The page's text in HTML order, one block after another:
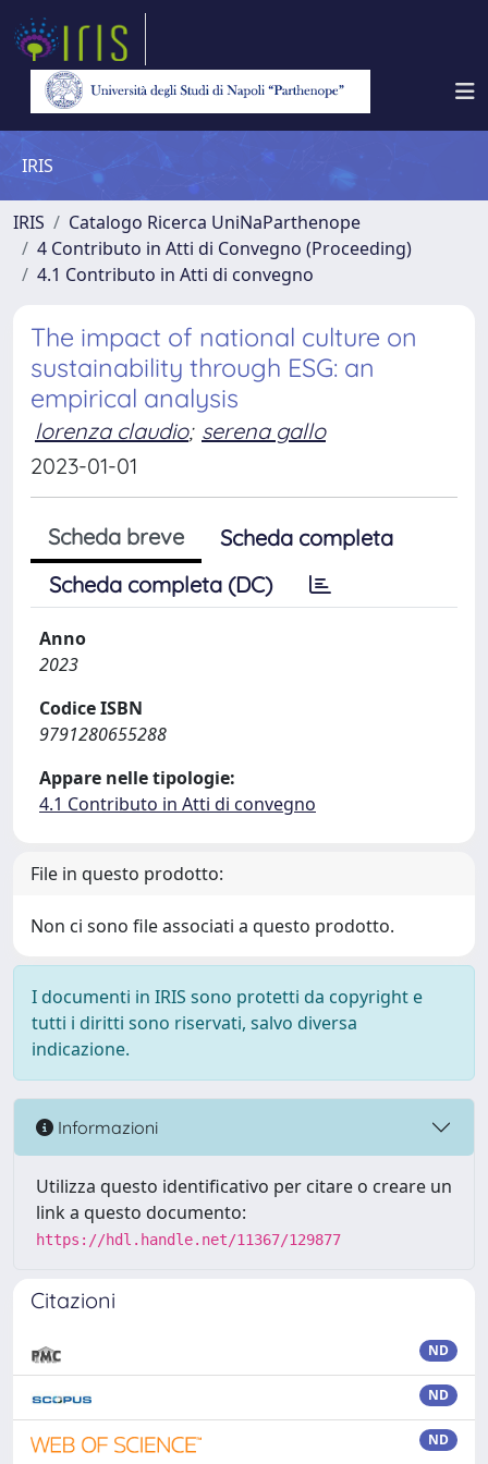
IRIS
IRIS
Catalogo Ricerca UniNaParthenope
4 Contributo in Atti di Convegno (Proceeding)
4.1 Contributo in Atti di convegno
The impact of national culture on
sustainability through ESG: an
empirical analysis
lorenza claudio; serena gallo
2023-01-01
Scheda breve
Scheda completa
Scheda completa (DC)
Anno
2023
Codice ISBN
9791280655288
Appare nelle tipologie:
4.1 Contributo in Atti di convegno
File in questo prodotto:
Non ci sono file associati a questo prodotto.
I documenti in IRIS sono protetti da copyright e
tutti i diritti sono riservati, salvo diversa
indicazione.
Informazioni
Utilizza questo identificativo per citare o creare un
link a questo documento:
https://hdl.handle.net/11367/129877
Citazioni
ND
ND
ND